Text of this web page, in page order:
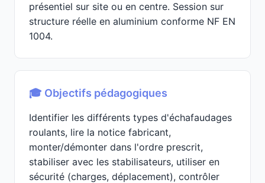
présentiel sur site ou en centre. Session sur
structure réelle en aluminium conforme NF EN
1004.
🎓 Objectifs pédagogiques
Identifier les différents types d'échafaudages
roulants, lire la notice fabricant,
monter/démonter dans l'ordre prescrit,
stabiliser avec les stabilisateurs, utiliser en
sécurité (charges, déplacement), contrôler